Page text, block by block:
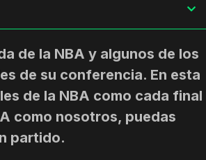
de la NBA y algunos de los
de su conferencia. En esta
de la NBA como cada final
como nosotros, puedas
partido.